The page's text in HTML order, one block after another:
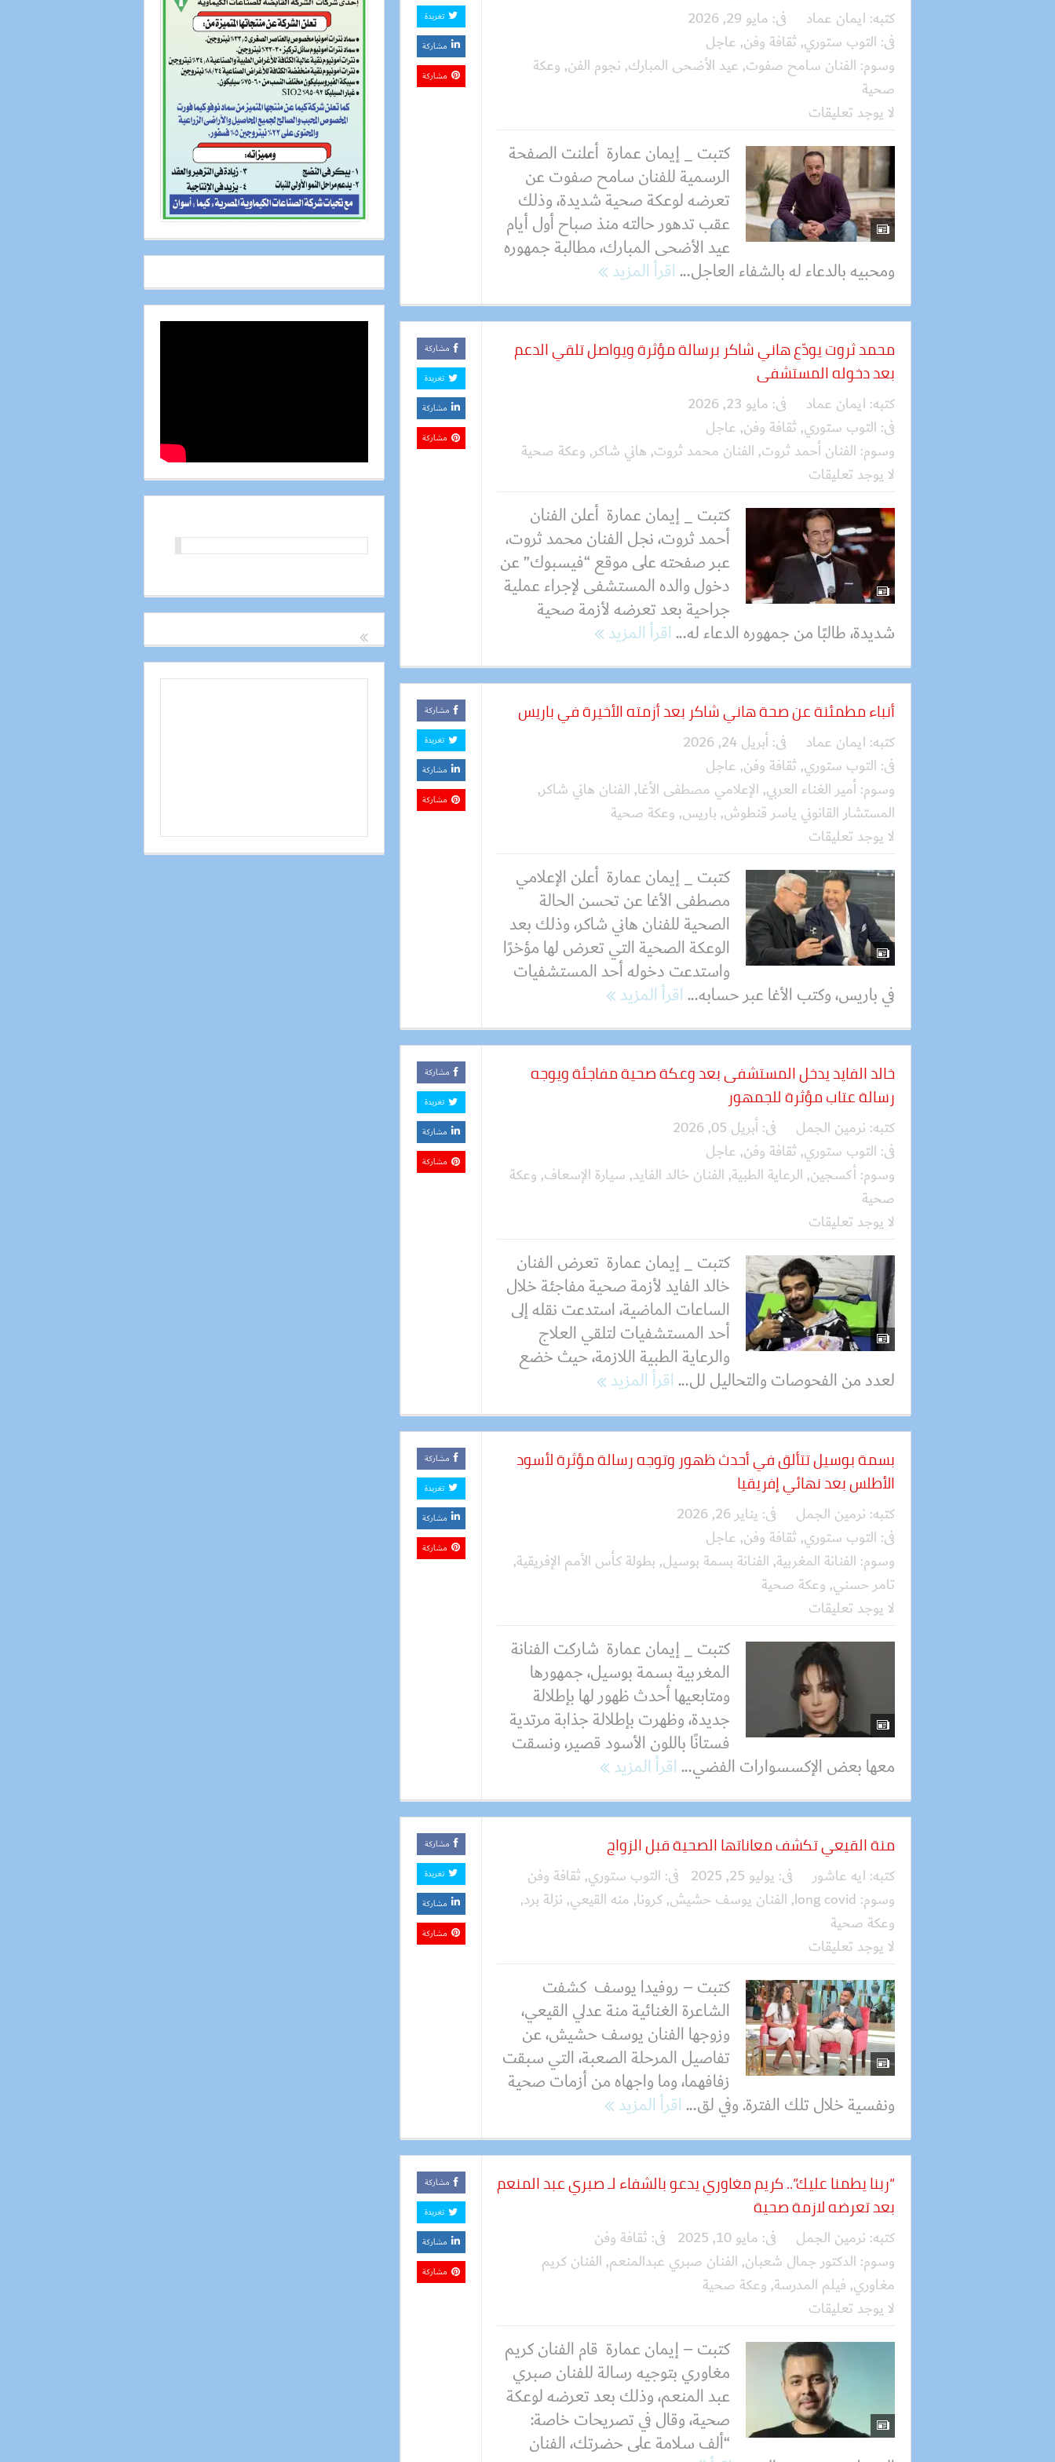
كتبه: ايمان عماد فى: مايو 29, 2026
فى: التوب ستوري, ثقافة وفن, عاجل
وسوم: الفنان سامح صفوت, عيد الأضحى المبارك, نجوم الفن, وعكة
صحية
لا يوجد تعليقات
كتبت _ إيمان عمارة أعلنت الصفحة
الرسمية للفنان سامح صفوت عن
تعرضه لوعكة صحية شديدة، وذلك
عقب تدهور حالته منذ صباح أول أيام
عيد الأضحى المبارك، مطالبة جمهوره
ومحبيه بالدعاء له بالشفاء العاجل...اقرأ المزيد
تغريدة
مشاركة
مشاركة
محمد ثروت يودّع هاني شاكر برسالة مؤثرة ويواصل تلقي الدعم
بعد دخوله المستشفى
كتبه: ايمان عماد فى: مايو 23, 2026
فى: التوب ستوري, ثقافة وفن, عاجل
وسوم: الفنان أحمد ثروت, الفنان محمد ثروت, هاني شاكر, وعكة صحية
لا يوجد تعليقات
كتبت _ إيمان عمارة أعلن الفنان
أحمد ثروت، نجل الفنان محمد ثروت،
عبر صفحته على موقع “فيسبوك” عن
دخول والده المستشفى لإجراء عملية
جراحية بعد تعرضه لأزمة صحية
شديدة، طالبًا من جمهوره الدعاء له...اقرأ المزيد
مشاركة
تغريدة
مشاركة
مشاركة
أنباء مطمئنة عن صحة هاني شاكر بعد أزمته الأخيرة في باريس
كتبه: ايمان عماد فى:أبريل 24, 2026
فى: التوب ستوري, ثقافة وفن, عاجل
وسوم:أمير الغناء العربي, الإعلامي مصطفى الأغا, الفنان هاني شاكر,
المستشار القانوني ياسر قنطوش, باريس, وعكة صحية
لا يوجد تعليقات
كتبت _ إيمان عمارة أعلن الإعلامي
مصطفى الأغا عن تحسن الحالة
الصحية للفنان هاني شاكر، وذلك بعد
الوعكة الصحية التي تعرض لها مؤخرًا
واستدعت دخوله أحد المستشفيات
في باريس، وكتب الأغا عبر حسابه...اقرأ المزيد
مشاركة
تغريدة
مشاركة
مشاركة
خالد الفايد يدخل المستشفى بعد وعكة صحية مفاجئة ويوجه
رسالة عتاب مؤثرة للجمهور
كتبه: نرمين الجمل فى:أبريل 05, 2026
فى: التوب ستوري, ثقافة وفن, عاجل
وسوم:أكسجين, الرعاية الطبية, الفنان خالد الفايد, سيارة الإسعاف, وعكة
صحية
لا يوجد تعليقات
كتبت _ إيمان عمارة تعرض الفنان
خالد الفايد لأزمة صحية مفاجئة خلال
الساعات الماضية، استدعت نقله إلى
أحد المستشفيات لتلقي العلاج
والرعاية الطبية اللازمة، حيث خضع
لعدد من الفحوصات والتحاليل لل...اقرأ المزيد
مشاركة
تغريدة
مشاركة
مشاركة
بسمة بوسيل تتألق في أحدث ظهور وتوجه رسالة مؤثرة لأسود
الأطلس بعد نهائي إفريقيا
كتبه: نرمين الجمل فى: يناير 26, 2026
فى: التوب ستوري, ثقافة وفن, عاجل
وسوم: الفنانة المغربية, الفنانة بسمة بوسيل, بطولة كأس الأمم الإفريقية,
تامر حسني, وعكة صحية
لا يوجد تعليقات
كتبت _ إيمان عمارة شاركت الفنانة
المغربية بسمة بوسيل، جمهورها
ومتابعيها أحدث ظهور لها بإطلالة
جديدة، وظهرت بإطلالة جذابة مرتدية
فستانًا باللون الأسود قصير، ونسقت
معها بعض الإكسسوارات الفضي...اقرأ المزيد
مشاركة
تغريدة
مشاركة
مشاركة
منة القيعي تكشف معاناتها الصحية قبل الزواج
كتبه: ايه عاشور فى: يوليو 25, 2025 فى: التوب ستوري, ثقافة وفن
وسوم: long covid
, الفنان يوسف حشيش,كرونا, منه القيعي, نزلة برد,
وعكة صحية
لا يوجد تعليقات
كتبت – روفيدا يوسف كشفت
الشاعرة الغنائية منة عدلي القيعي،
وزوجها الفنان يوسف حشيش، عن
تفاصيل المرحلة الصعبة، التي سبقت
زفافهما، وما واجهاه من أزمات صحية
ونفسية خلال تلك الفترة. وفي لق...اقرأ المزيد
مشاركة
تغريدة
مشاركة
مشاركة
“ربنا يطمنا عليك”.. كريم مغاوري يدعو بالشفاء لـ صبري عبد المنعم
بعد تعرضه لازمة صحية
كتبه: نرمين الجمل فى: مايو 10, 2025 فى: ثقافة وفن
وسوم: الدكتور جمال شعبان, الفنان صبري عبدالمنعم, الفنان كريم
مغاوري, فيلم المدرسة, وعكة صحية
لا يوجد تعليقات
كتبت – إيمان عمارة قام الفنان كريم
مغاوري بتوجيه رسالة للفنان صبري
عبد المنعم، وذلك بعد تعرضه لوعكة
صحية، وقال في تصريحات خاصة:
“ألف سلامة على حضرتك، الفنان
مشاركة
تغريدة
مشاركة
مشاركة